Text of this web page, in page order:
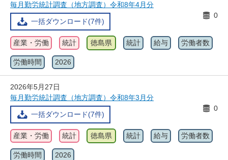
毎月勤労統計調査（地方調査）令和8年4月分
一括ダウンロード(7件)
0
産業・労働 統計 徳島県 統計 給与 労働者数
労働時間 2026
2026年5月27日
毎月勤労統計調査（地方調査）令和8年3月分
一括ダウンロード(7件)
0
産業・労働 統計 徳島県 統計 給与 労働者数
労働時間 2026